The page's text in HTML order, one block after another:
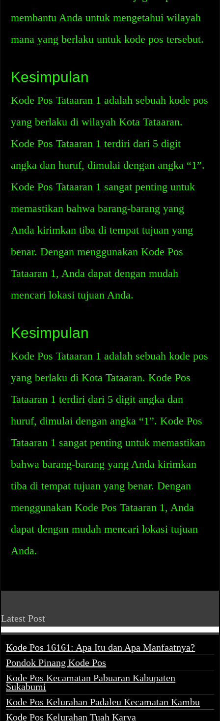
membantu Anda untuk mengetahui wilayah
mana yang berlaku untuk kode pos tersebut.
Kesimpulan
Kode Pos Tataaran 1 adalah sebuah kode pos
yang berlaku di wilayah Kota Tataaran.
Kode Pos Tataaran 1 terdiri dari 5 digit
angka dan huruf, dimulai dengan angka “1”.
Kode Pos Tataaran 1 sangat penting untuk
memastikan bahwa barang-barang yang
Anda kirimkan tiba di tempat tujuan yang
benar. Dengan menggunakan Kode Pos
Tataaran 1, Anda dapat dengan mudah
mencari lokasi tujuan Anda.
Kesimpulan
Kode Pos Tataaran 1 adalah sebuah kode pos
yang berlaku di Kota Tataaran. Kode Pos
Tataaran 1 terdiri dari 5 digit angka dan
huruf, dimulai dengan angka “1”. Kode Pos
Tataaran 1 sangat penting untuk memastikan
bahwa barang-barang yang Anda kirimkan
tiba di tempat tujuan yang benar. Dengan
menggunakan Kode Pos Tataaran 1, Anda
dapat dengan mudah mencari lokasi tujuan
Anda.
Latest Post
Kode Pos 16161: Apa Itu dan Apa Manfaatnya?
Pondok Pinang Kode Pos
Kode Pos Kecamatan Pabuaran Kabupaten
Sukabumi
Kode Pos Kelurahan Padaleu Kecamatan Kambu
Kode Pos Kelurahan Tuah Karya